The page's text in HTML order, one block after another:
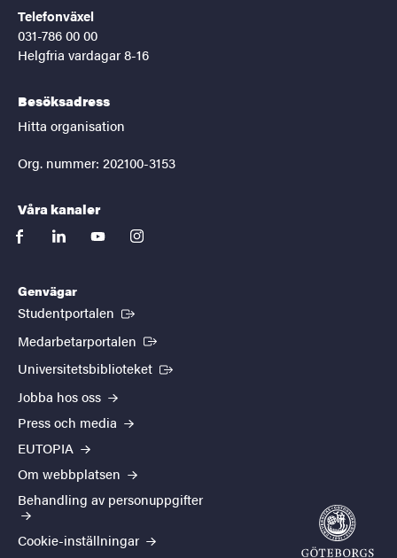
Telefonväxel
031-786 00 00
Helgfria vardagar 8-16
Besöksadress
Hitta organisation
Org. nummer: 202100-3153
Våra kanaler
facebooklinkedinyoutubeinstagram
Genvägar
Studentportalen (Extern länk)
Medarbetarportalen (Extern länk)
Universitetsbiblioteket (Extern länk)
Jobba hos oss
Press och media
EUTOPIA
Om webbplatsen
Behandling av personuppgifter
Cookie-inställningar